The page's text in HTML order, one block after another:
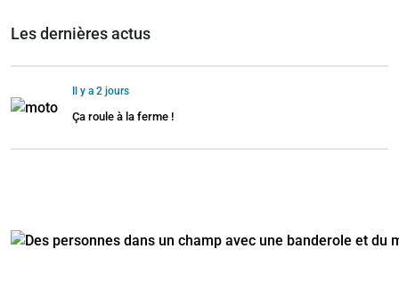
Les dernières actus
Il y a 2 jours
Ça roule à la ferme !